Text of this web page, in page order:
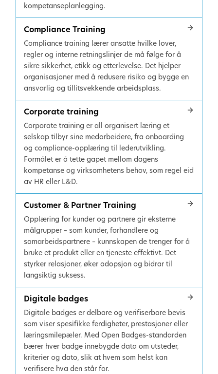
kompetanseplanlegging.
Compliance Training
Compliance training lærer ansatte hvilke lover,
regler og interne retningslinjer de må følge for å
sikre sikkerhet, etikk og etterlevelse. Det hjelper
organisasjoner med å redusere risiko og bygge en
ansvarlig og tillitsvekkende arbeidsplass.
Corporate training
Corporate training er all organisert læring et
selskap tilbyr sine medarbeidere, fra onboarding
og compliance-opplæring til lederutvikling.
Formålet er å tette gapet mellom dagens
kompetanse og virksomhetens behov, som regel eid
av HR eller L&D.
Customer & Partner Training
Opplæring for kunder og partnere gir eksterne
målgrupper – som kunder, forhandlere og
samarbeidspartnere – kunnskapen de trenger for å
bruke et produkt eller en tjeneste effektivt. Det
styrker relasjoner, øker adopsjon og bidrar til
langsiktig suksess.
Digitale badges
Digitale badges er delbare og verifiserbare bevis
som viser spesifikke ferdigheter, prestasjoner eller
læringsmilepæler. Med Open Badges-standarden
bærer hver badge innebygde data om utsteder,
kriterier og dato, slik at hvem som helst kan
verifisere hva den står for.